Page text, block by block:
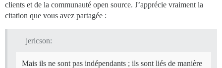
clients et de la communauté open source. J’apprécie vraiment la
citation que vous avez partagée :
jericson:
Mais ils ne sont pas indépendants ; ils sont liés de manière